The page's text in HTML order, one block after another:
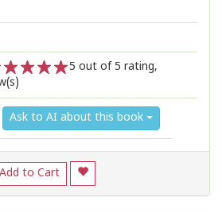
2
5 out of 5 rating,
Ask to AI about this book
Add to Cart